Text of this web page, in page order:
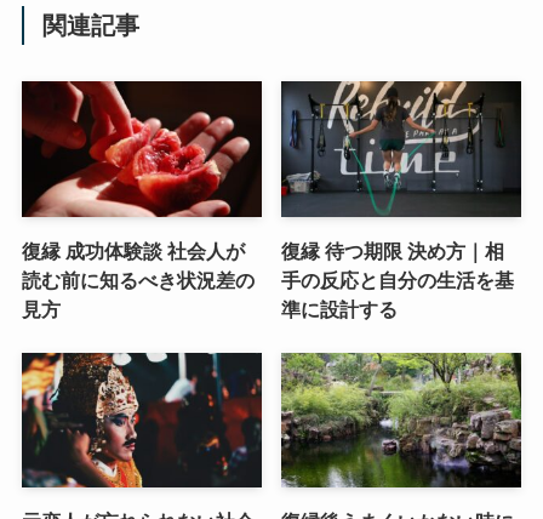
関連記事
復縁 成功体験談 社会人が
読む前に知るべき状況差の
見方
復縁 待つ期限 決め方｜相
手の反応と自分の生活を基
準に設計する